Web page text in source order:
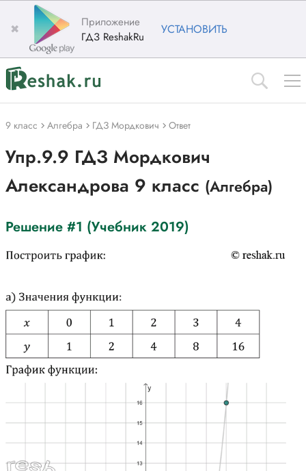
✖
Приложение
ГДЗ ReshakRu
УСТАНОВИТЬ
9 класс Алгебра ГДЗ Мордкович Ответ
Упр.9.9 ГДЗ Мордкович
Александрова 9 класс (Алгебра)
Решение #1 (Учебник 2019)